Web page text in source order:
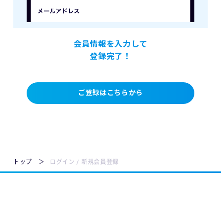
会員情報を入力して
登録完了！
ご登録はこちらから
トップ ログイン / 新規会員登録